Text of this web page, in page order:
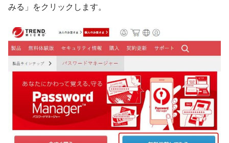
みる」をクリックします。